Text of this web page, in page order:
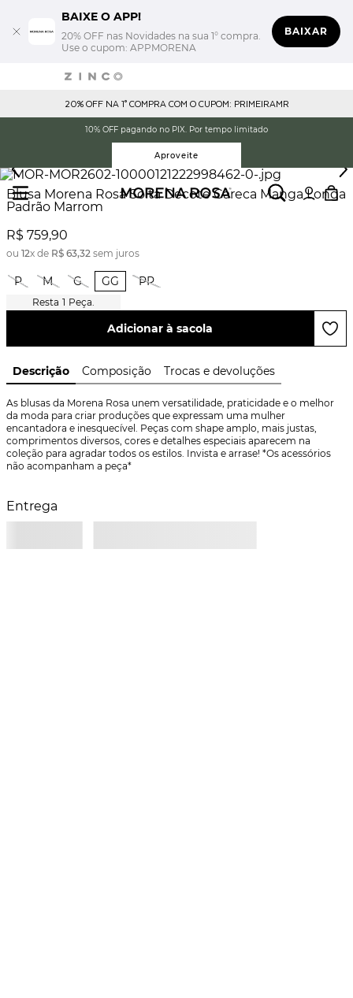
BAIXE O APP!
20% OFF nas Novidades na sua 1° compra.
Use o cupom: APPMORENA
BAIXAR
20% OFF NA 1° COMPRA COM O CUPOM: PRIMEIRAMR
10% OFF pagando no PIX. Por tempo limitado
Aproveite
Blusa Morena Rosa Solta Decote Careca Manga Longa
Padrão Marrom
R$ 759,90
ou 12x de R$ 63,32 sem juros
P M G GG PP
1 Peça.
Adicionar à sacola
Descrição Composição Trocas e devoluções
As blusas da Morena Rosa unem versatilidade, praticidade e o melhor
da moda para criar produções que expressam uma mulher
encantadora e inesquecível. Peças com shape amplo, mais justas,
comprimentos diversos, cores e detalhes especiais aparecem na
coleção para agradar todos os estilos. Invista e arrase! *Os acessórios
não acompanham a peça*
Entrega